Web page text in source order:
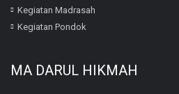
Kegiatan Madrasah
Kegiatan Pondok
MA DARUL HIKMAH